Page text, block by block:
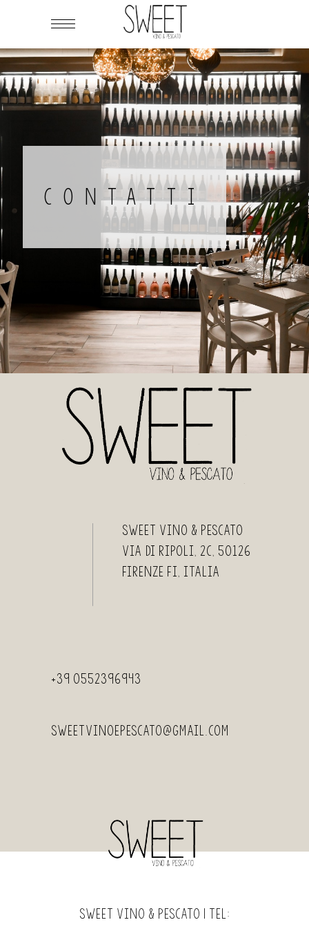
CONTATTI
Sweet Vino & Pescato
Via di Ripoli, 2c, 50126
Firenze FI, Italia
+39 0552396943
sweetvinoepescato@gmail.com
Sweet Vino & Pescato | Tel: